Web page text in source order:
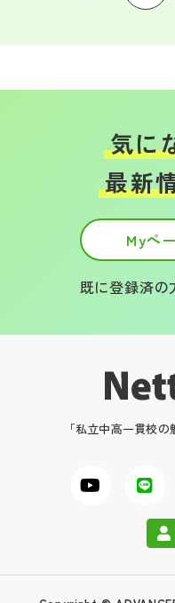
気に
最新
Myペ
既に登録済の
「私立中高一貫校